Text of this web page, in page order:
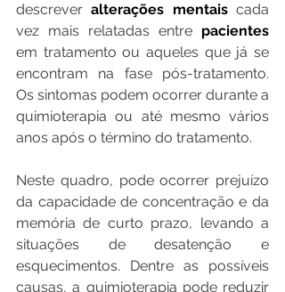
descrever alterações mentais cada
vez mais relatadas entre pacientes
em tratamento ou aqueles que já se
encontram na fase pós-tratamento.
Os sintomas podem ocorrer durante a
quimioterapia ou até mesmo vários
anos após o término do tratamento.
Neste quadro, pode ocorrer prejuízo
da capacidade de concentração e da
memória de curto prazo, levando a
situações de desatenção e
esquecimentos. Dentre as possíveis
causas, a quimioterapia pode reduzir